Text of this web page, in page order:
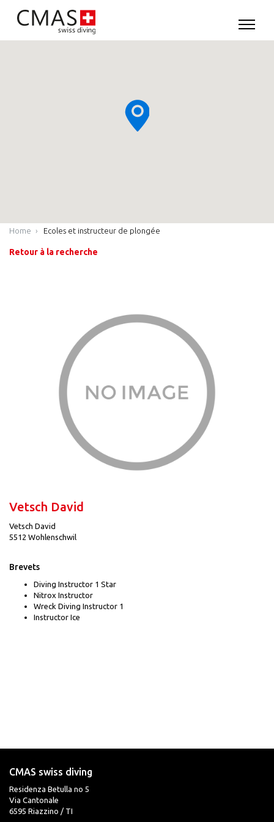
Home Ecoles et instructeur de plongée
Retour à la recherche
Vetsch David
Vetsch David
5512 Wohlenschwil
Brevets
Diving Instructor 1 Star
Nitrox Instructor
Wreck Diving Instructor 1
Instructor Ice
CMAS swiss diving
Residenza Betulla no 5
Via Cantonale
6595 Riazzino / TI